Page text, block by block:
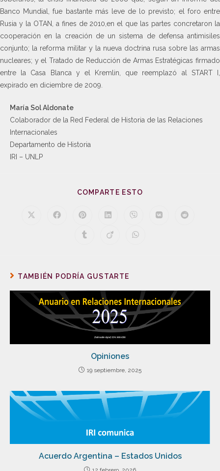
Banco Mundial, fue bastante más leve de lo previsto; el foro entre
Rusia y la OTAN, a fines de 2010,en el que las partes concretaron la
cooperación en la creación de un sistema de defensa antimisiles
conjunto; la reforma militar y la nueva doctrina rusa sobre las armas
nucleares; y el Tratado de Reducción de Armas Estratégicas firmado
entre la Casa Blanca y el Kremlin, que reemplazó al START I,
expirado en diciembre de 2009.
María Sol Aldonate
Colaborador de la Red Federal de Historia de las Relaciones
Internacionales
Departamento de Historia
IRI – UNLP
COMPARTE ESTO
TAMBIÉN PODRÍA GUSTARTE
Opiniones
19 septiembre, 2025
Acuerdo Argentina – Estados Unidos